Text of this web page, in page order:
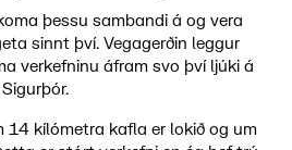
þessu sambandi á og vera
sinnt því. Vegagerðin leggur
verkefninu áfram svo því ljúki á
14 kílómetra kafla er lokið og um